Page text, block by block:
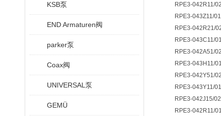
KSB泵
END Armaturen阀
parker泵
Coax阀
UNIVERSAL泵
GEMÜ
RPE3-042R11/
RPE3-043Z11/
RPE3-042R21/
RPE3-043C11/
RPE3-042A51/
RPE3-043H11/
RPE3-042Y51/
RPE3-043Y11/
RPE3-042J15/
RPE3-042R11/